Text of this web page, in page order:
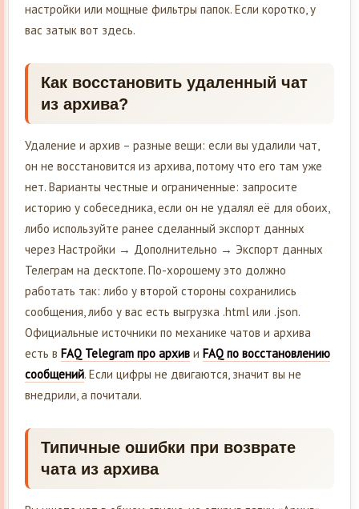
настройки или мощные фильтры папок. Если коротко, у
вас затык вот здесь.
Как восстановить удаленный чат
из архива?
Удаление и архив – разные вещи: если вы удалили чат,
он не восстановится из архива, потому что его там уже
нет. Варианты честные и ограниченные: запросите
историю у собеседника, если он не удалял её для обоих,
либо используйте ранее сделанный экспорт данных
через Настройки → Дополнительно → Экспорт данных
Телеграм на десктопе. По-хорошему это должно
работать так: либо у второй стороны сохранились
сообщения, либо у вас есть выгрузка .html или .json.
Официальные источники по механике чатов и архива
есть в FAQ Telegram про архив и FAQ по восстановлению
сообщений. Если цифры не двигаются, значит вы не
внедрили, а почитали.
Типичные ошибки при возврате
чата из архива